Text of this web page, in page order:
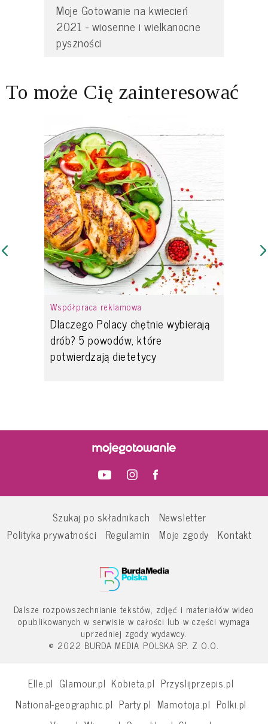
Moje Gotowanie na kwiecień
2021 - wiosenne i wielkanocne
pyszności
To może Cię zainteresować
Współpraca reklamowa
Dlaczego Polacy chętnie wybierają
drób? 5 powodów, które
potwierdzają dietetycy
Szukaj po składnikach
Newsletter
Polityka prywatności
Regulamin Moje zgody Kontakt
Dalsze rozpowszechnianie tekstów, zdjęć i materiałów wideo
opublikowanych w serwisie w całości lub w części wymaga
uprzedniej zgody wydawcy.
© 2022 BURDA MEDIA POLSKA SP. Z O.O.
Elle.pl Glamour.pl Kobieta.pl Przyslijprzepis.pl
National-geographic.pl Party.pl Mamotoja.pl Polki.pl